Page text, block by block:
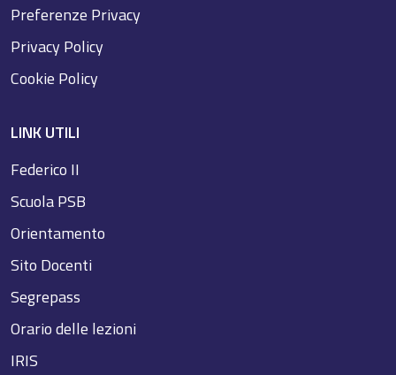
Preferenze Privacy
Privacy Policy
Cookie Policy
LINK UTILI
Federico II
Scuola PSB
Orientamento
Sito Docenti
Segrepass
Orario delle lezioni
IRIS